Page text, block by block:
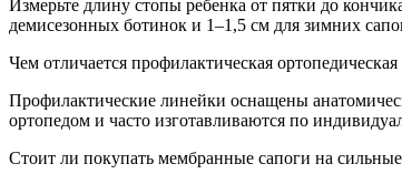
Измерьте длину стопы ребенка от пятки до
демисезонных ботинок и 1–1,5 см для зимних
Чем отличается профилактическая
Профилактические линейки оснащены
ортопедом и часто изготавливаются по
Стоит ли покупать мембранные сапоги на